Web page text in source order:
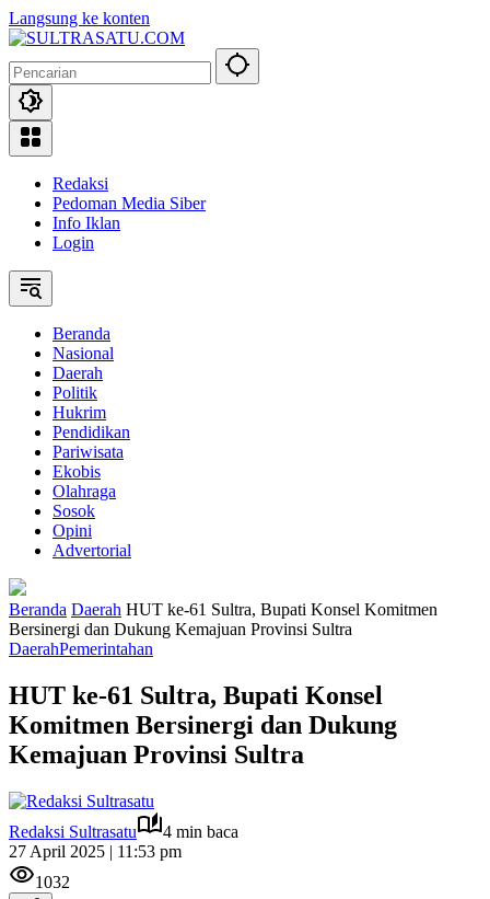
Langsung ke konten
Redaksi
Pedoman Media Siber
Info Iklan
Login
Beranda
Nasional
Daerah
Politik
Hukrim
Pendidikan
Pariwisata
Ekobis
Olahraga
Sosok
Opini
Advertorial
Beranda Daerah HUT ke-61 Sultra, Bupati Konsel Komitmen
Bersinergi dan Dukung Kemajuan Provinsi Sultra
DaerahPemerintahan
HUT ke-61 Sultra, Bupati Konsel
Komitmen Bersinergi dan Dukung
Kemajuan Provinsi Sultra
Redaksi Sultrasatu
4 min baca
27 April 2025 | 11:53 pm
1032